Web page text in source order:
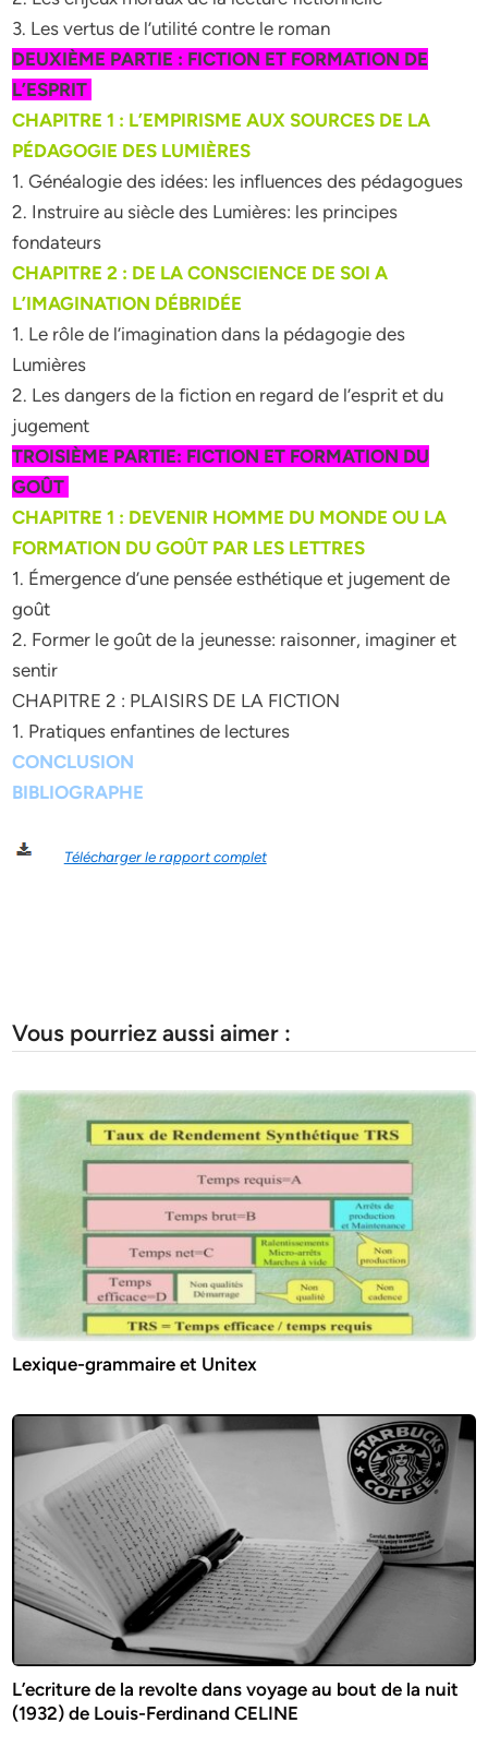
3. Les vertus de l’utilité contre le roman
DEUXIÈME PARTIE : FICTION ET FORMATION DE
L’ESPRIT
CHAPITRE 1 : L’EMPIRISME AUX SOURCES DE LA
PÉDAGOGIE DES LUMIÈRES
1. Généalogie des idées: les influences des pédagogues
2. Instruire au siècle des Lumières: les principes
fondateurs
CHAPITRE 2 : DE LA CONSCIENCE DE SOI A
L’IMAGINATION DÉBRIDÉE
1. Le rôle de l’imagination dans la pédagogie des
Lumières
2. Les dangers de la fiction en regard de l’esprit et du
jugement
TROISIÈME PARTIE: FICTION ET FORMATION DU
GOÛT
CHAPITRE 1 : DEVENIR HOMME DU MONDE OU LA
FORMATION DU GOÛT PAR LES LETTRES
1. Émergence d’une pensée esthétique et jugement de
goût
2. Former le goût de la jeunesse: raisonner, imaginer et
sentir
CHAPITRE 2 : PLAISIRS DE LA FICTION
1. Pratiques enfantines de lectures
CONCLUSION
BIBLIOGRAPHE
Télécharger le rapport complet
Vous pourriez aussi aimer :
Lexique-grammaire et Unitex
L’ecriture de la revolte dans voyage au bout de la nuit
(1932) de Louis-Ferdinand CELINE